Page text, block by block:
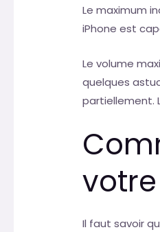
Le maximum
iPhone est
Le volume
quelques
partiellement.
Il faut savoir